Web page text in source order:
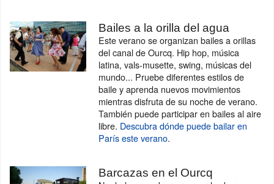
Bailes a la orilla del agua
Este verano se organizan bailes a orillas
del canal de Ourcq. Hip hop, música
latina, vals-musette, swing, músicas del
mundo... Pruebe diferentes estilos de
baile y aprenda nuevos movimientos
mientras disfruta de su noche de verano.
También puede participar en bailes al aire
libre. Descubra dónde puede bailar en
París este verano.
Barcazas en el Ourcq